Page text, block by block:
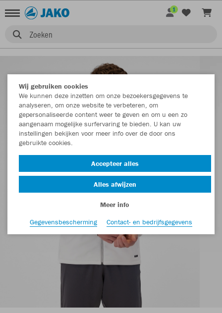
Zoeken
1
Wij gebruiken cookies
We kunnen deze inzetten om onze bezoekersgegevens te
analyseren, om onze website te verbeteren, om
gepersonaliseerde content weer te geven en om u een zo
aangenaam mogelijke surfervaring te bieden. U kan uw
instellingen bekijken voor meer info over de door ons
gebruikte cookies.
Accepteer alles
Alles afwijzen
Meer info
Gegevensbescherming
Contact- en bedrijfsgegevens